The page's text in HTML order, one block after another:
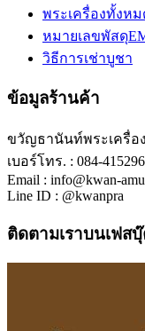
พระเครื่องทั้งห
หมายเลขพัสดุ
วิธีการเช่าบูชา
ข้อมูลร้านค้า
ขวัญธานันท์พระเครื่อง
เบอร์โทร. : 084-
Email : info@kwan-
Line ID : @kwanpra
ติดตามเราบนเฟส